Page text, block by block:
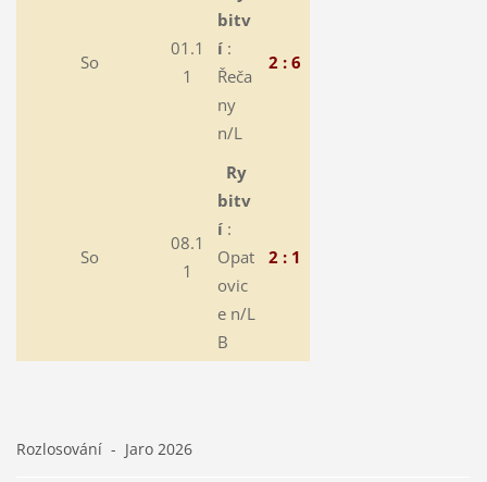
So
01.1
1
bitv
í:
Řeča
ny
n/L
2 : 6
So
08.1
1
Ry
bitv
í:
Opat
ovic
e n/L
B
2 : 1
Rozlosování - Jaro 2026